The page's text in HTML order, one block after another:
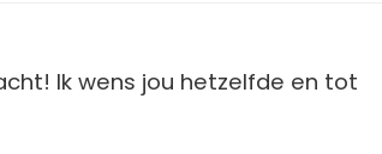
Ik wens jou hetzelfde en tot